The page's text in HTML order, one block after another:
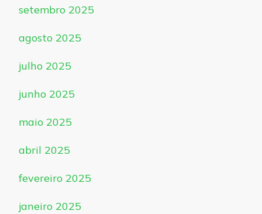
setembro 2025
agosto 2025
julho 2025
junho 2025
maio 2025
abril 2025
fevereiro 2025
janeiro 2025